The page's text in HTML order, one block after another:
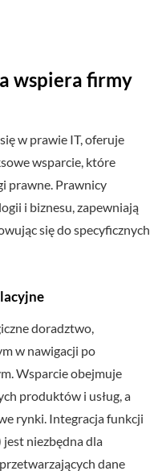
wspiera firmy
w prawie IT, oferuje
wsparcie, które
prawne. Prawnicy
i biznesu, zapewniają
się do specyficznych
doradztwo,
w nawigacji po
Wsparcie obejmuje
produktów i usług, a
rynki. Integracja funkcji
niezbędna dla
dane